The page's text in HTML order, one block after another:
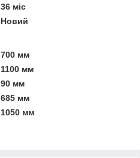
36 міс
Новий
700 мм
1100 мм
90 мм
685 мм
1050 мм